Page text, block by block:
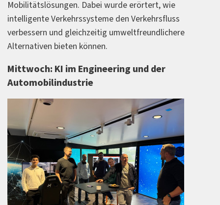
Mobilitätslösungen. Dabei wurde erörtert, wie
intelligente Verkehrssysteme den Verkehrsfluss
verbessern und gleichzeitig umweltfreundlichere
Alternativen bieten können.
Mittwoch: KI im Engineering und der
Automobilindustrie